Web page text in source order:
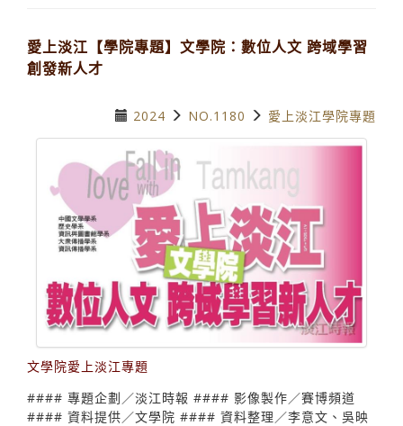
愛上淡江【學院專題】文學院：數位人文 跨域學習
創發新人才
2024 NO.1180 愛上淡江學院專題
文學院愛上淡江專題
#### 專題企劃／淡江時報 #### 影像製作／賽博頻道
#### 資料提供／文學院 #### 資料整理／李意文、吳映